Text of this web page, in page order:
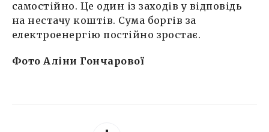
самостійно. Це один із заходів у відповідь
на нестачу коштів. Сума боргів за
електроенергію постійно зростає.
Фото Аліни Гончарової